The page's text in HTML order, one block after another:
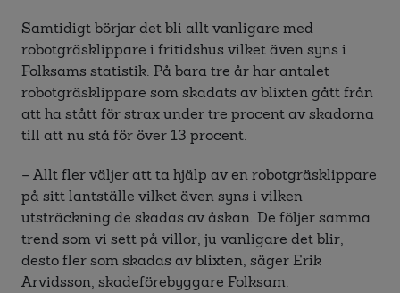
Samtidigt börjar det bli allt vanligare med
robotgräsklippare i fritidshus vilket även syns i
Folksams statistik. På bara tre år har antalet
robotgräsklippare som skadats av blixten gått från
att ha stått för strax under tre procent av skadorna
till att nu stå för över 13 procent.
– Allt fler väljer att ta hjälp av en robotgräsklippare
på sitt lantställe vilket även syns i vilken
utsträckning de skadas av åskan. De följer samma
trend som vi sett på villor, ju vanligare det blir,
desto fler som skadas av blixten, säger Erik
Arvidsson, skadeförebyggare Folksam.